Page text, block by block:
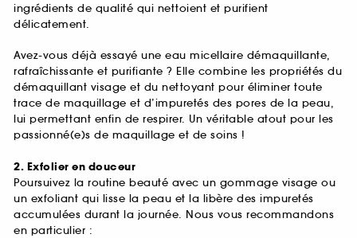
ingrédients de qualité qui nettoient et purifient
délicatement.
Avez-vous déjà essayé une eau micellaire démaquillante,
rafraîchissante et purifiante ? Elle combine les propriétés du
démaquillant visage et du nettoyant pour éliminer toute
trace de maquillage et d’impuretés des pores de la peau,
lui permettant enfin de respirer. Un véritable atout pour les
passionné(e)s de maquillage et de soins !
2. Exfolier en douceur
Poursuivez la routine beauté avec un gommage visage ou
un exfoliant qui lisse la peau et la libère des impuretés
accumulées durant la journée. Nous vous recommandons
en particulier :